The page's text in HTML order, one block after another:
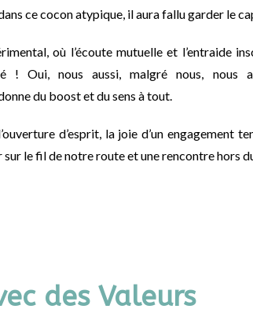
ce cocon atypique, il aura fallu garder le
où l’écoute mutuelle et l’entraide
! Oui, nous aussi, malgré nous, nous
du boost et du sens à tout.
d’esprit, la joie d’un engagement
le fil de notre route et une rencontre hors
des Valeurs